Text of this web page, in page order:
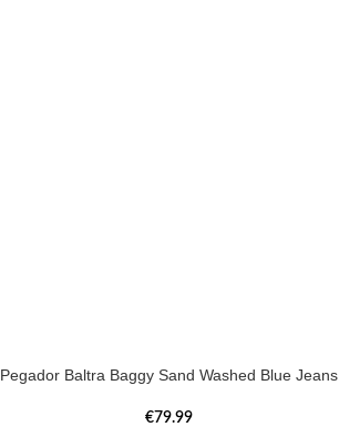
Pegador Baltra Baggy Sand Washed Blue Jeans
€79.99